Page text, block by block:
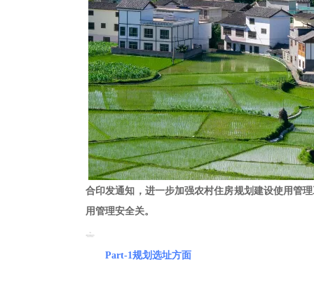
合印发通知，进一步加强农村住房规划建设使用管
用管理安全关。
Part-1规划选址方面